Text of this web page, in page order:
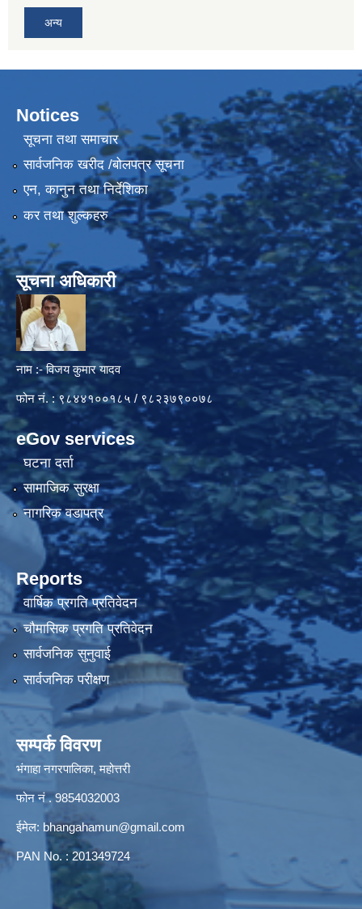
अन्य
Notices
सूचना तथा समाचार
सार्वजनिक खरीद /बोलपत्र सूचना
एन, कानुन तथा निर्देशिका
कर तथा शुल्कहरु
सूचना अधिकारी
नाम :- विजय कुमार यादव
फोन नं. : ९८४४१००१८५ / ९८२३७९००७८
eGov services
घटना दर्ता
सामाजिक सुरक्षा
नागरिक वडापत्र
Reports
वार्षिक प्रगति प्रतिवेदन
चौमासिक प्रगति प्रतिवेदन
सार्वजनिक सुनुवाई
सार्वजनिक परीक्षण
सम्पर्क विवरण
भंगाहा नगरपालिका, महोत्तरी
फोन नं . 9854032003
ईमेल: bhangahamun@gmail.com
PAN No. : 201349724